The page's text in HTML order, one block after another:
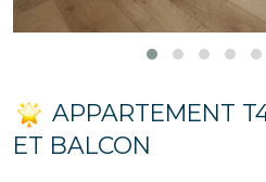
APPARTEMENT
ET BALCON